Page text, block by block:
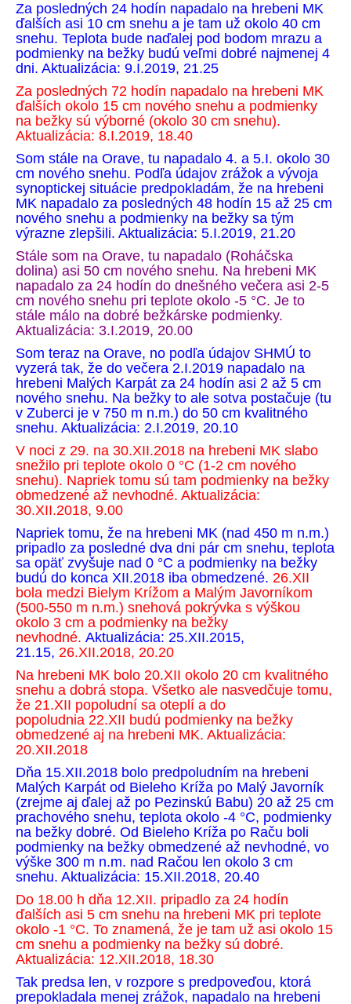
Za posledných 24 hodín napadalo na hrebeni MK
ďalších asi 10 cm snehu a je tam už okolo 40 cm
snehu. Teplota bude naďalej pod bodom mrazu a
podmienky na bežky budú veľmi dobré najmenej 4
dni. Aktualizácia: 9.I.2019, 21.25
Za posledných 72 hodín napadalo na hrebeni MK
ďalších okolo 15 cm nového snehu a podmienky
na bežky sú výborné (okolo 30 cm snehu).
Aktualizácia: 8.I.2019, 18.40
Som stále na Orave, tu napadalo 4. a 5.I. okolo 30
cm nového snehu. Podľa údajov zrážok a vývoja
synoptickej situácie predpokladám, že na hrebeni
MK napadalo za posledných 48 hodín 15 až 25 cm
nového snehu a podmienky na bežky sa tým
výrazne zlepšili. Aktualizácia: 5.I.2019, 21.20
Stále som na Orave, tu napadalo (Roháčska
dolina) asi 50 cm nového snehu. Na hrebeni MK
napadalo za 24 hodín do dnešného večera asi 2-5
cm nového snehu pri teplote okolo -5 °C. Je to
stále málo na dobré bežkárske podmienky.
Aktualizácia: 3.I.2019, 20.00
Som teraz na Orave, no podľa údajov SHMÚ to
vyzerá tak, že do večera 2.I.2019 napadalo na
hrebeni Malých Karpát za 24 hodín asi 2 až 5 cm
nového snehu. Na bežky to ale sotva postačuje (tu
v Zuberci je v 750 m n.m.) do 50 cm kvalitného
snehu. Aktualizácia: 2.I.2019, 20.10
V noci z 29. na 30.XII.2018 na hrebeni MK slabo
snežilo pri teplote okolo 0 °C (1-2 cm nového
snehu). Napriek tomu sú tam podmienky na bežky
obmedzené až nevhodné. Aktualizácia:
30.XII.2018, 9.00
Napriek tomu, že na hrebeni MK (nad 450 m n.m.)
pripadlo za posledné dva dni pár cm snehu, teplota
sa opäť zvyšuje nad 0 °C a podmienky na bežky
budú do konca XII.2018 iba obmedzené. 26.XII
bola medzi Bielym Krížom a Malým Javorníkom
(500-550 m n.m.) snehová pokrývka s výškou
okolo 3 cm a podmienky na bežky
nevhodné. Aktualizácia: 25.XII.2015,
21.15, 26.XII.2018, 20.20
Na hrebeni MK bolo 20.XII okolo 20 cm kvalitného
snehu a dobrá stopa. Všetko ale nasvedčuje tomu,
že 21.XII popoludní sa oteplí a do
popoludnia 22.XII budú podmienky na bežky
obmedzené aj na hrebeni MK. Aktualizácia:
20.XII.2018
Dňa 15.XII.2018 bolo predpoludním na hrebeni
Malých Karpát od Bieleho Kríža po Malý Javorník
(zrejme aj ďalej až po Pezinskú Babu) 20 až 25 cm
prachového snehu, teplota okolo -4 °C, podmienky
na bežky dobré. Od Bieleho Kríža po Raču boli
podmienky na bežky obmedzené až nevhodné, vo
výške 300 m n.m. nad Račou len okolo 3 cm
snehu. Aktualizácia: 15.XII.2018, 20.40
Do 18.00 h dňa 12.XII. pripadlo za 24 hodín
ďalších asi 5 cm snehu na hrebeni MK pri teplote
okolo -1 °C. To znamená, že je tam už asi okolo 15
cm snehu a podmienky na bežky sú dobré.
Aktualizácia: 12.XII.2018, 18.30
Tak predsa len, v rozpore s predpoveďou, ktorá
prepokladala menej zrážok, napadalo na hrebeni